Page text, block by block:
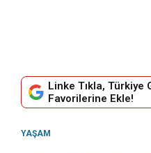
Linke Tıkla, Türkiye
Favorilerine Ekle!
YAŞAM